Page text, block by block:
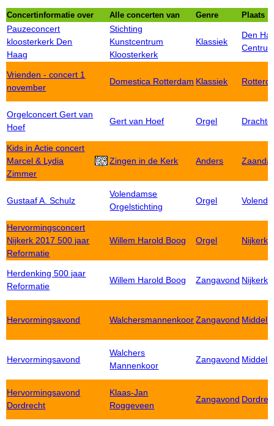
Concertinformatie over Alle concerten van Genre Plaats
Pauzeconcert
kloosterkerk Den
Haag
Stichting
Kunstcentrum
Kloosterkerk
Klassiek
Den
Vrienden - concert 1
november
Domestica Rotterdam Klassiek
Orgelconcert Gert van
Hoef
Gert van Hoef Orgel
Kids in Actie concert
Marcel & Lydia
Zimmer
Zingen in de Kerk Anders
Gustaaf A. Schulz
Volendamse
Orgelstichting
Orgel
Hervormingsconcert
Nijkerk 2017 500 jaar
Reformatie
Willem Harold Boog Orgel Nijkerk
Herdenking 500 jaar
Reformatie
Willem Harold Boog Zangavond Nijkerk
Hervormingsavond Walchersmannenkoor Zangavond
Hervormingsavond
Walchers
Mannenkoor
Zangavond
Hervormingsavond
Dordrecht
Klaas-Jan
Roggeveen
Zangavond